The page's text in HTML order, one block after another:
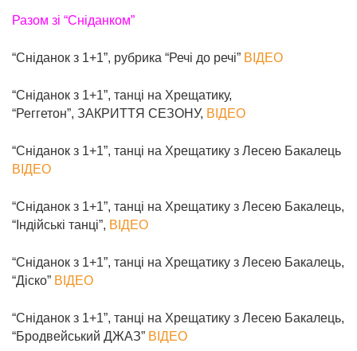
Разом зі “Сніданком”
“Сніданок з 1+1”, рубрика “Речі до речі” ВІДЕО
“Сніданок з 1+1”, танці на Хрещатику,
“Реггетон”, ЗАКРИТТЯ СЕЗОНУ, ВІДЕО
“Сніданок з 1+1”, танці на Хрещатику з Лесею Бакалець
ВІДЕО
“Сніданок з 1+1”, танці на Хрещатику з Лесею Бакалець,
“Індійські танці”, ВІДЕО
“Сніданок з 1+1”, танці на Хрещатику з Лесею Бакалець,
“Діско” ВІДЕО
“Сніданок з 1+1”, танці на Хрещатику з Лесею Бакалець,
“Бродвейський ДЖАЗ” ВІДЕО